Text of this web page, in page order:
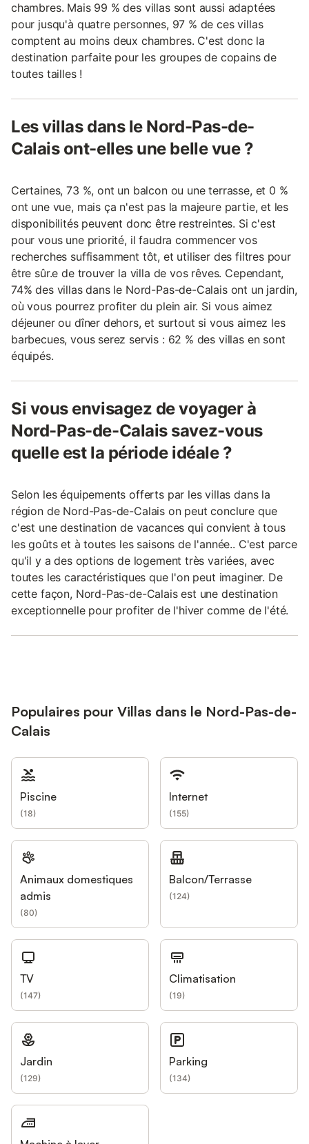
chambres. Mais 99 % des villas sont aussi adaptées
pour jusqu'à quatre personnes, 97 % de ces villas
comptent au moins deux chambres. C'est donc la
destination parfaite pour les groupes de copains de
toutes tailles !
Les villas dans le Nord-Pas-de-
Calais ont-elles une belle vue ?
Certaines, 73 %, ont un balcon ou une terrasse, et 0 %
ont une vue, mais ça n'est pas la majeure partie, et les
disponibilités peuvent donc être restreintes. Si c'est
pour vous une priorité, il faudra commencer vos
recherches suffisamment tôt, et utiliser des filtres pour
être sûr.e de trouver la villa de vos rêves. Cependant,
74% des villas dans le Nord-Pas-de-Calais ont un jardin,
où vous pourrez profiter du plein air. Si vous aimez
déjeuner ou dîner dehors, et surtout si vous aimez les
barbecues, vous serez servis : 62 % des villas en sont
équipés.
Si vous envisagez de voyager à
Nord-Pas-de-Calais savez-vous
quelle est la période idéale ?
Selon les équipements offerts par les villas dans la
région de Nord-Pas-de-Calais on peut conclure que
c'est une destination de vacances qui convient à tous
les goûts et à toutes les saisons de l'année.. C'est parce
qu'il y a des options de logement très variées, avec
toutes les caractéristiques que l'on peut imaginer. De
cette façon, Nord-Pas-de-Calais est une destination
exceptionnelle pour profiter de l'hiver comme de l'été.
Populaires pour Villas dans le Nord-Pas-de-
Calais
Piscine
(18)
Internet
(155)
Animaux domestiques
admis
(80)
Balcon/Terrasse
(124)
TV
(147)
Climatisation
(19)
Jardin
(129)
Parking
(134)